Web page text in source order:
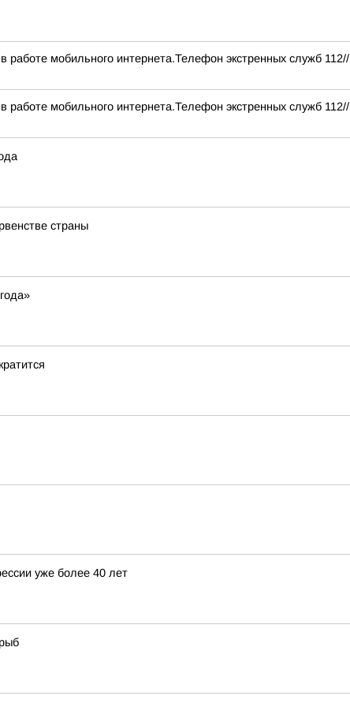
мобильного интернета.Телефон экстренных служб 112//
мобильного интернета.Телефон экстренных служб 112//
страны
уже более 40 лет